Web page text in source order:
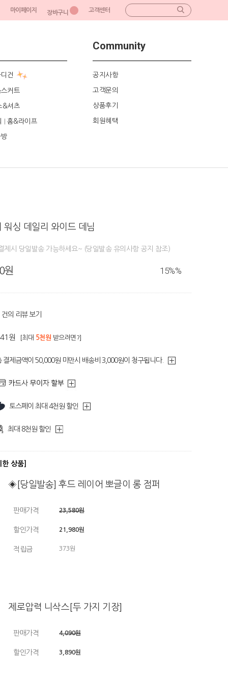
마이페이지 장바구니 고객센터
건
커트
&셔츠
홈&라이프
Community
공지사항
고객문의
상품후기
회원혜택
싱 데일리 와이드 데님
제시 당일발송 가능하세요~ (당일발송 유의사항 공지 참조)
원 15%%
건의 리뷰 보기
원 [최대 5천원 받으려면?]
결제금액이 50,000원 미만시 배송비 3,000원이 청구됩니다.
토스페이 최대 4천원 할인
최대 8천원 할인
상품]
◈[당일발송] 후드 레이어 뽀글이 롱 점퍼
판매가격 23,580원
할인가격 21,980원
적립금 373원
제로압력 니삭스[두 가지 기장]
판매가격 4,090원
할인가격 3,890원